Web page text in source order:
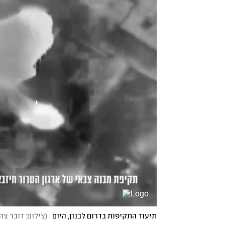
תיעוד התקיפות בדרום לבנון, היום (צילום: דובר